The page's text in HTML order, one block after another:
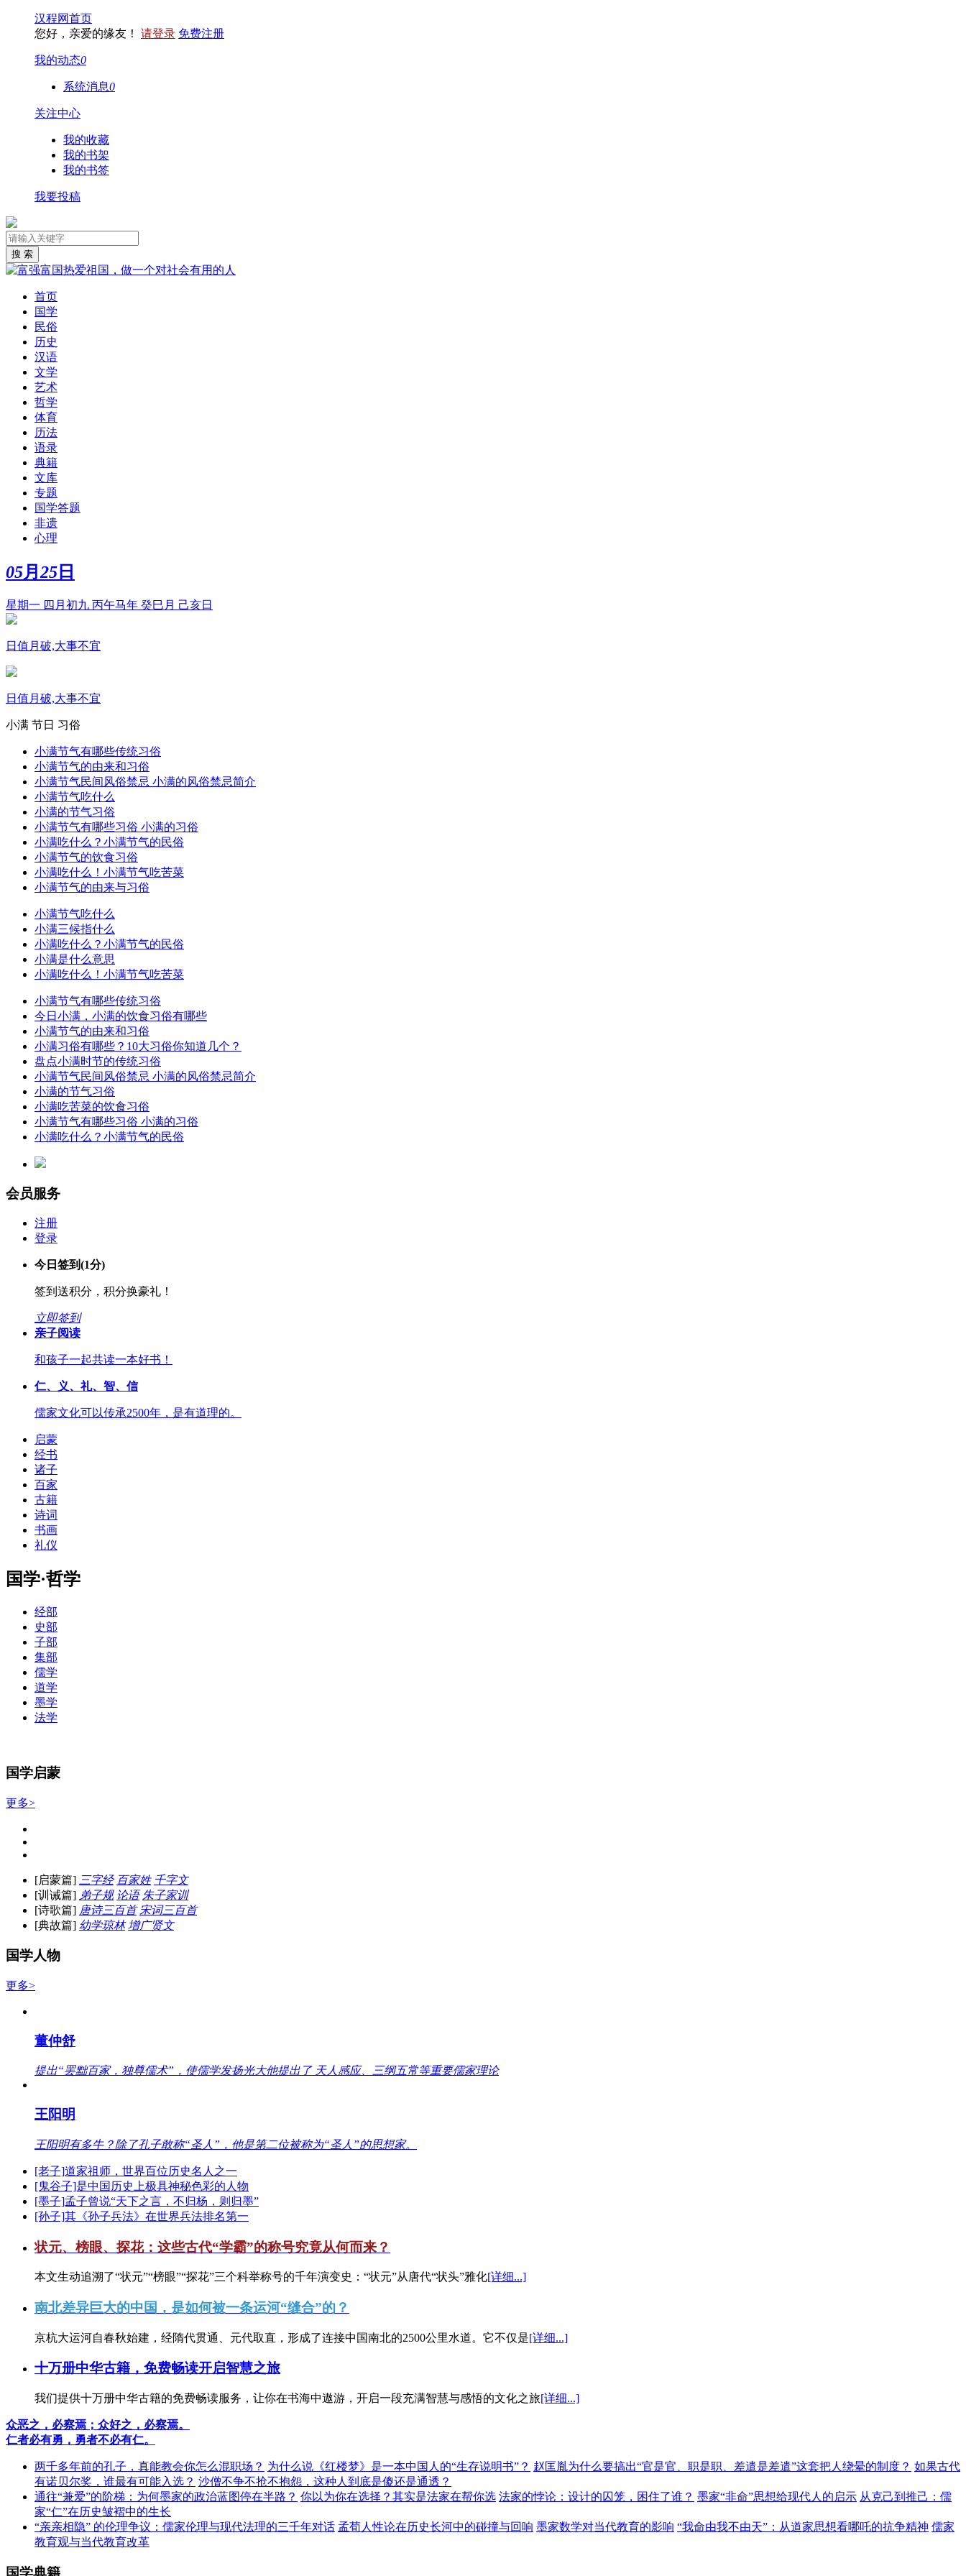
汉程网首页
您好，亲爱的缘友！ 请登录 免费注册
我的动态0
系统消息0
关注中心
我的收藏
我的书架
我的书签
我要投稿
首页
国学
民俗
历史
汉语
文学
艺术
哲学
体育
历法
语录
典籍
文库
专题
国学答题
非遗
心理
05月 25 日
星期一 四月初九 丙午马年 癸巳月 己亥日
日值月破,大事不宜
日值月破,大事不宜
小满 节日 习俗
小满节气有哪些传统习俗
小满节气的由来和习俗
小满节气民间风俗禁忌 小满的风俗禁忌简介
小满节气吃什么
小满的节气习俗
小满节气有哪些习俗 小满的习俗
小满吃什么？小满节气的民俗
小满节气的饮食习俗
小满吃什么！小满节气吃苦菜
小满节气的由来与习俗
小满节气吃什么
小满三候指什么
小满吃什么？小满节气的民俗
小满是什么意思
小满吃什么！小满节气吃苦菜
小满节气有哪些传统习俗
今日小满，小满的饮食习俗有哪些
小满节气的由来和习俗
小满习俗有哪些？10大习俗你知道几个？
盘点小满时节的传统习俗
小满节气民间风俗禁忌 小满的风俗禁忌简介
小满的节气习俗
小满吃苦菜的饮食习俗
小满节气有哪些习俗 小满的习俗
小满吃什么？小满节气的民俗
会员服务
注册
登录
今日签到(1分)
签到送积分，积分换豪礼！
立即签到
亲子阅读
和孩子一起共读一本好书！
仁、义、礼、智、信
儒家文化可以传承2500年，是有道理的。
启蒙
经书
诸子
百家
古籍
诗词
书画
礼仪
国学·哲学
经部
史部
子部
集部
儒学
道学
墨学
法学
国学启蒙
更多>
[启蒙篇] 三字经 百家姓 千字文
[训诫篇] 弟子规 论语 朱子家训
[诗歌篇] 唐诗三百首 宋词三百首
[典故篇] 幼学琼林 增广贤文
国学人物
更多>
董仲舒
提出“罢黜百家，独尊儒术”，使儒学发扬光大他提出了 天人感应、三纲五常等重要儒家理论
王阳明
王阳明有多牛？除了孔子敢称“圣人”，他是第二位被称为“圣人”的思想家。
[老子]道家祖师，世界百位历史名人之一
[鬼谷子]是中国历史上极具神秘色彩的人物
[墨子]孟子曾说“天下之言，不归杨，则归墨”
[孙子]其《孙子兵法》在世界兵法排名第一
状元、榜眼、探花：这些古代“学霸”的称号究竟从何而来？
本文生动追溯了“状元”“榜眼”“探花”三个科举称号的千年演变史：“状元”从唐代“状头”雅化[详细...]
南北差异巨大的中国，是如何被一条运河“缝合”的？
京杭大运河自春秋始建，经隋代贯通、元代取直，形成了连接中国南北的2500公里水道。它不仅是[详细...]
十万册中华古籍，免费畅读开启智慧之旅
我们提供十万册中华古籍的免费畅读服务，让你在书海中遨游，开启一段充满智慧与感悟的文化之旅[详细...]
众恶之，必察焉；众好之，必察焉。
仁者必有勇，勇者不必有仁。
两千多年前的孔子，真能教会你怎么混职场？ 为什么说《红楼梦》是一本中国人的“生存说明书”？ 赵匡胤为什么要搞出“官是官、职是职、差遣是差遣”这套把人绕晕的制度？ 如果古代
有诺贝尔奖，谁最有可能入选？ 沙僧不争不抢不抱怨，这种人到底是傻还是通透？
通往“兼爱”的阶梯：为何墨家的政治蓝图停在半路？ 你以为你在选择？其实是法家在帮你选 法家的悖论：设计的囚笼，困住了谁？ 墨家“非命”思想给现代人的启示 从克己到推己：儒
家“仁”在历史皱褶中的生长
“亲亲相隐” 的伦理争议：儒家伦理与现代法理的三千年对话 孟荀人性论在历史长河中的碰撞与回响 墨家数学对当代教育的影响 “我命由我不由天”：从道家思想看哪吒的抗争精神 儒家
教育观与当代教育改革
国学典籍